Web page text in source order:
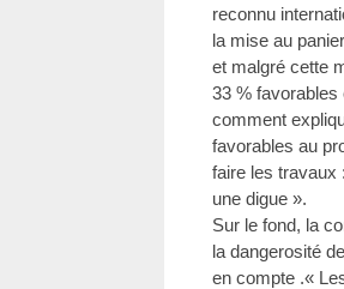
reconnu
la mise au
et malgré cette
33 %
comment
favorables au
faire les travaux
une digue ».
Sur le fond, la
la dangerosité
en compte .«